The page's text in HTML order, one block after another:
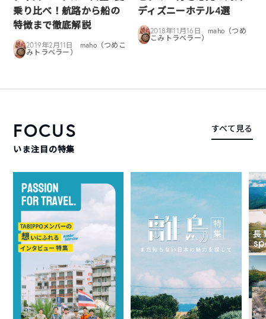
乗り比べ！航路から船の
特徴まで徹底解説
2019年2月11日
maho（つめこ
みトラベラー）
ディズニーホテル4選
2018年11月16日
maho（つめ
こみトラベラー）
FOCUS
いま注目の特集
すべて見る